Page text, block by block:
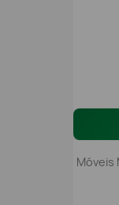
Móveis